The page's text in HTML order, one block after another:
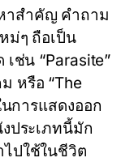
าสำคัญ คำถาม
ม่ๆ ถือเป็น
ช่น “Parasite”
หรือ “The
การแสดงออก
ประเภทนี้มัก
ปใช้ในชีวิต